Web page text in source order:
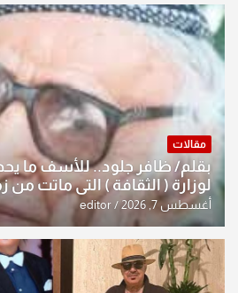
مقالات
بقلم/ ظافر جلود.. للأسف ما
النخبة والإرث العظيم للثقافة
أغسطس 7, 2026 editor